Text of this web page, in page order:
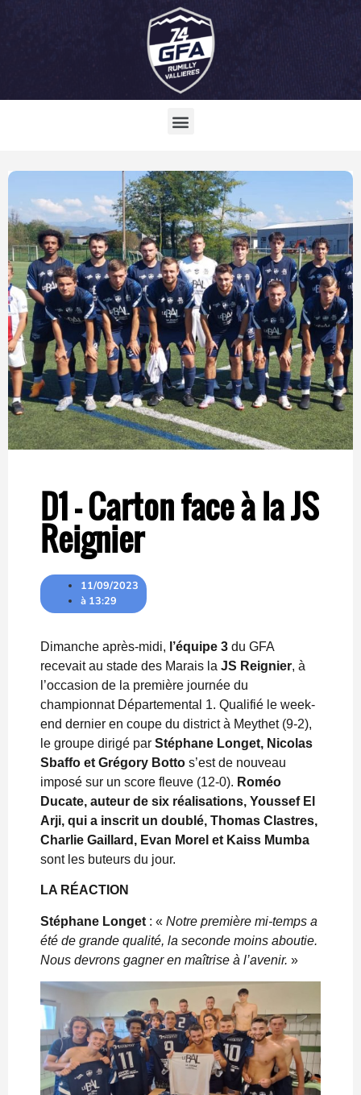
D1 – Carton face à la JS
Reignier
11/09/2023
à 13:29
Dimanche après-midi, l’équipe 3 du GFA
recevait au stade des Marais la JS Reignier, à
l’occasion de la première journée du
championnat Départemental 1. Qualifié le week-
end dernier en coupe du district à Meythet (9-2),
le groupe dirigé par Stéphane Longet, Nicolas
Sbaffo et Grégory Botto s’est de nouveau
imposé sur un score fleuve (12-0). Roméo
Ducate, auteur de six réalisations, Youssef El
Arji, qui a inscrit un doublé, Thomas Clastres,
Charlie Gaillard, Evan Morel et Kaiss Mumba
sont les buteurs du jour.
LA RÉACTION
Stéphane Longet : « Notre première mi-temps a
été de grande qualité, la seconde moins aboutie.
Nous devrons gagner en maîtrise à l’avenir. »